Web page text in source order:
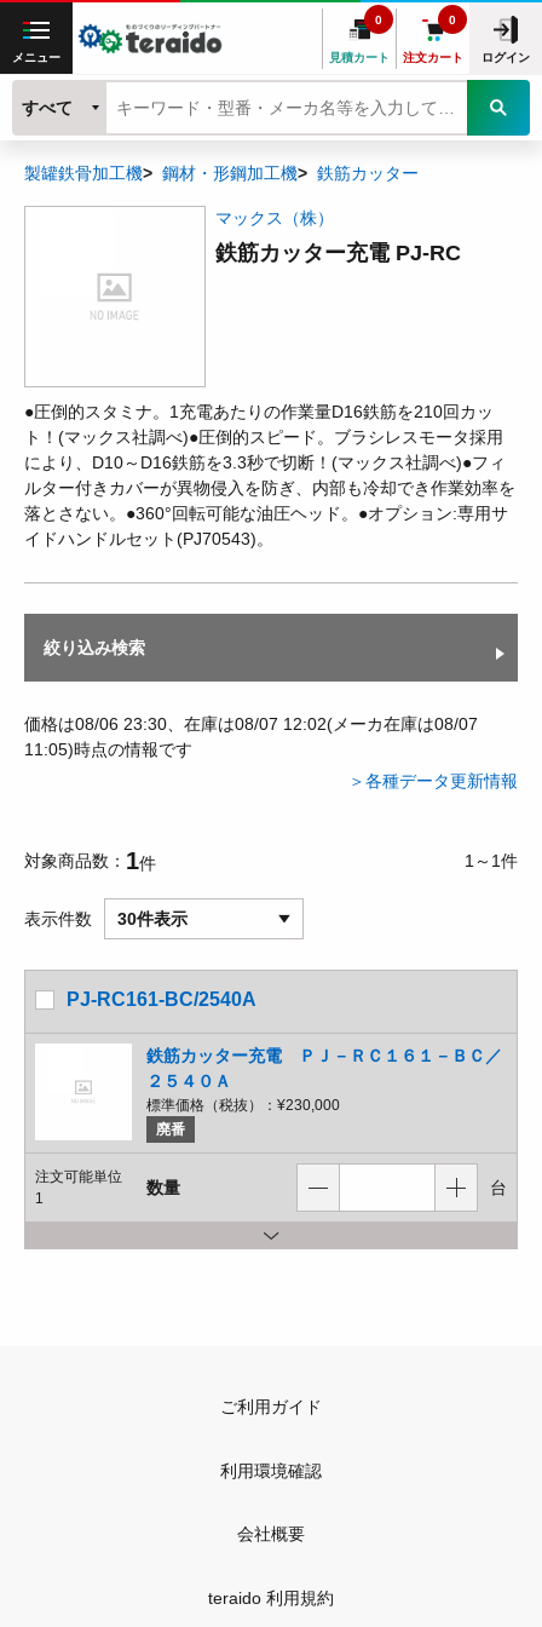
メニュー 見積カート
0
注文カート
0
ログイン
すべて
製罐鉄骨加工機 鋼材・形鋼加工機 鉄筋カッター
マックス（株）
鉄筋カッター充電 PJ-RC
●圧倒的スタミナ。1充電あたりの作業量D16鉄筋を210回カッ
ト！(マックス社調べ)●圧倒的スピード。ブラシレスモータ採用
により、D10～D16鉄筋を3.3秒で切断！(マックス社調べ)●フィ
ルター付きカバーが異物侵入を防ぎ、内部も冷却でき作業効率を
落とさない。●360°回転可能な油圧ヘッド。●オプション:専用サ
イドハンドルセット(PJ70543)。
絞り込み検索
価格は08/06 23:30、在庫は08/07 12:02(メーカ在庫は08/07
11:05)時点の情報です
＞各種データ更新情報
対象商品数 1件 1～1件
表示件数 30件表示
PJ-RC161-BC/2540A
鉄筋カッター充電 ＰＪ－ＲＣ１６１－ＢＣ／
２５４０Ａ
標準価格（税抜）： ¥230,000
廃番
注文可能単位
1
数量 台
ご利用ガイド
利用環境確認
会社概要
teraido 利用規約